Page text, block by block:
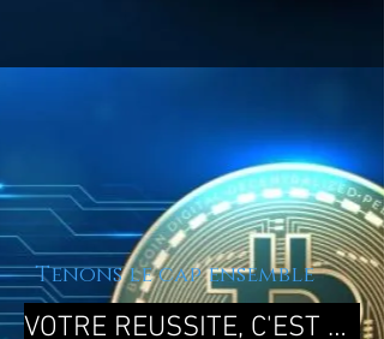
Tenons le cap ensemble
VOTRE REUSSITE, C'EST MA REUSSITE !